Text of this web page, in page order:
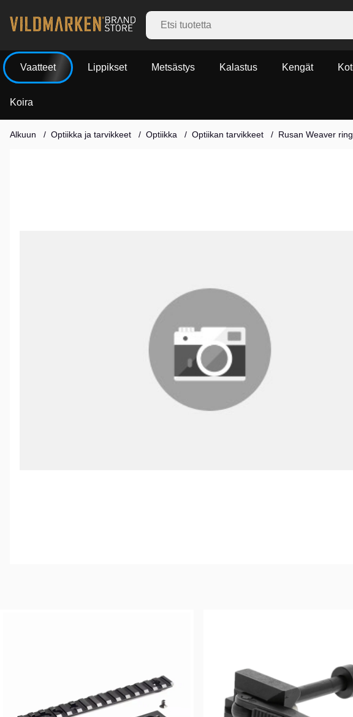
Vaatteet Lippikset Metsästys Kalastus Kengät
Koira
Alkuun Optiikka ja tarvikkeet Optiikka Optiikan tarvikkeet Rusan Weaver